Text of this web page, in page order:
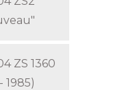
ZS 1360
1985)